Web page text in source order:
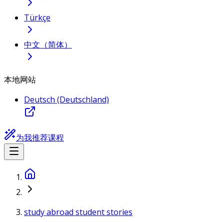
Türkçe
中文（简体）
本地网站
Deutsch (Deutschland)
为我推荐课程
study abroad student stories